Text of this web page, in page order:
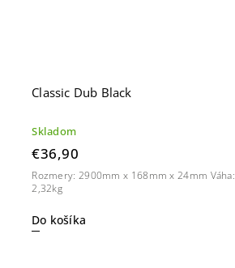
Classic Dub Black
Skladom
€36,90
Do košíka
Rozmery: 2900mm x 168mm x 24mm Váha:
2,32kg